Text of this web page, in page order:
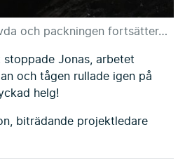
och packningen fortsätter…
stoppade Jonas, arbetet
och tågen rullade igen på
helg!
biträdande projektledare